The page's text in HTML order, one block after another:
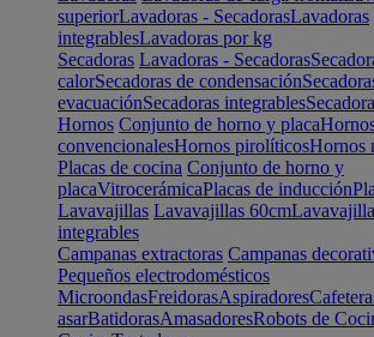
superiorLavadoras - SecadorasLavadoras
integrablesLavadoras por kg
Secadoras Lavadoras - Secadoras
calorSecadoras de condensación
evacuaciónSecadoras integrables
Hornos Conjunto de horno y placa
convencionalesHornos pirolíticosHornos
Placas de cocina Conjunto de horno y
placaVitrocerámicaPlacas de inducción
Lavavajillas Lavavajillas 60cm
integrables
Campanas extractoras Campanas
Pequeños electrodomésticos
MicroondasFreidorasAspiradores
asarBatidorasAmasadoresRobots de